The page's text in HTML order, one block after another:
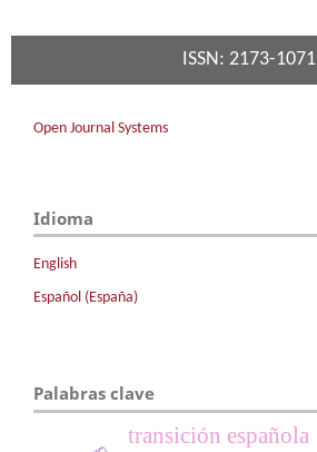
ISSN: 2173-1071
Open Journal Systems
Idioma
English
Español (España)
Palabras clave
transición española